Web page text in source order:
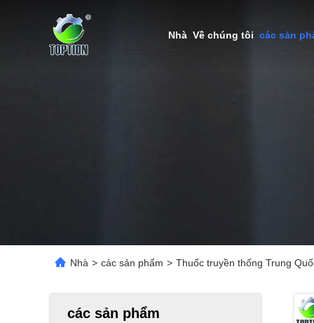
Nhà Về chúng tôi các sản
Nhà > các sản phẩm > Thuốc truyền thống Trung
các sản phẩm